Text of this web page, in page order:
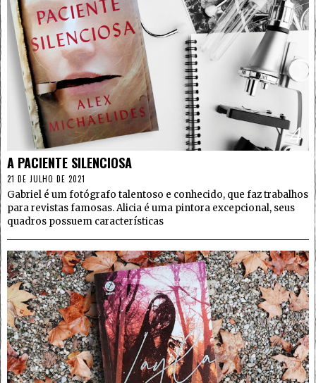
4
A PACIENTE SILENCIOSA
21 DE JULHO DE 2021
Gabriel é um fotógrafo talentoso e conhecido, que faz trabalhos
para revistas famosas. Alicia é uma pintora excepcional, seus
quadros possuem características